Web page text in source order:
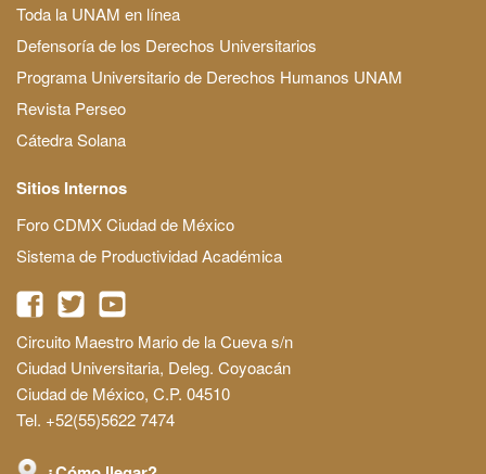
Toda la UNAM en línea
Defensoría de los Derechos Universitarios
Programa Universitario de Derechos Humanos UNAM
Revista Perseo
Cátedra Solana
Sitios Internos
Foro CDMX Ciudad de México
Sistema de Productividad Académica
Circuito Maestro Mario de la Cueva s/n
Ciudad Universitaria, Deleg. Coyoacán
Ciudad de México, C.P. 04510
Tel. +52(55)5622 7474